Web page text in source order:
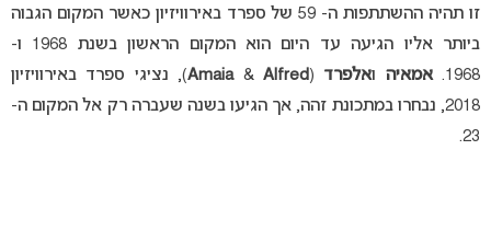
זו תהיה ההשתתפות ה- 59 של ספרד באירוויזיון כאשר המקום הגבוה
ביותר אליו הגיעה עד היום הוא המקום הראשון בשנת 1968 ו-
1968.
אמאיה ואלפרד (
Amaia & Alfred
), נציגי ספרד באירוויזיון
2018, נבחרו במתכונת זהה, אך הגיעו בשנה שעברה רק אל המקום ה-
23.